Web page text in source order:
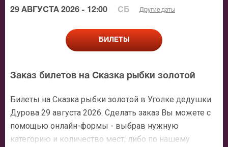
29 АВГУСТА 2026 - 12:00 СБ Другие даты
БИЛЕТЫ
Заказ билетов на Сказка рыбки золотой
Билеты на Сказка рыбки золотой в Уголке дедушки
Дурова 29 августа 2026. Сделать заказ Вы можете с
помощью онлайн-формы - выбрав нужную
категорию и количество мест, либо по нашему